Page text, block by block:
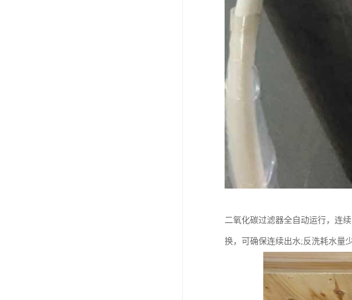
二氧化碳过滤器全自动运行，连
换，可确保连续出水;反洗耗水量